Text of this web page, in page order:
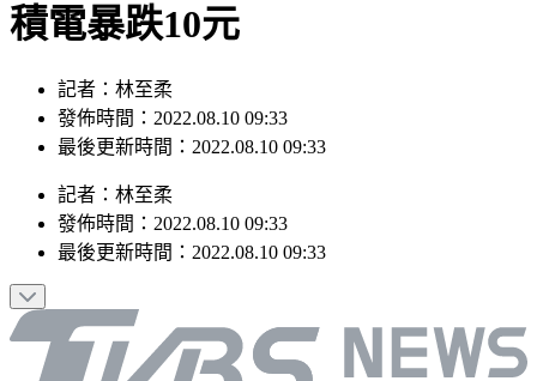
積電暴跌10元
記者：林至柔
發佈時間：2022.08.10 09:33
最後更新時間：2022.08.10 09:33
記者 ： 林至柔
發佈時間： 2022.08.10 09:33
最後更新時間： 2022.08.10 09:33